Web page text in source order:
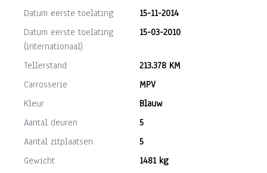
Datum eerste toelating
15-11-2014
Datum eerste toelating
(internationaal)
15-03-2010
Tellerstand
213.378 KM
Carrosserie
MPV
Kleur
Blauw
Aantal deuren
5
Aantal zitplaatsen
5
Gewicht
1481 kg